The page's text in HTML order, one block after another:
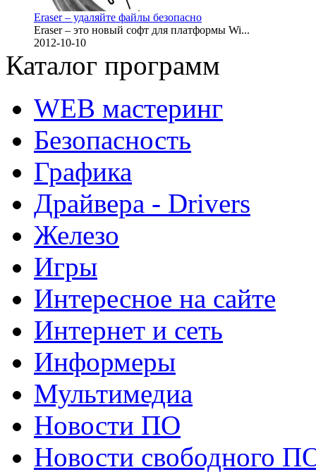
Eraser – удаляйте файлы безопасно
Eraser – это новый софт для платформы Wi...
2012-10-10
Каталог программ
WEB мастеринг
Безопасность
Графика
Драйвера - Drivers
Железо
Игры
Интересное на сайте
Интернет и сеть
Информеры
Мультимедиа
Новости ПО
Новости свободного